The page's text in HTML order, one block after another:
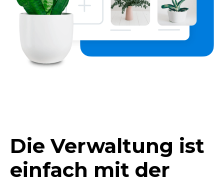
Die Verwaltung ist
einfach mit der